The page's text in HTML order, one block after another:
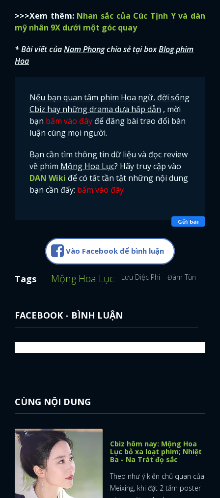
x
ĐĂNG NHẬP
>>>Xem thêm: Nhan sắc của Cúc Tịnh Y và dàn
mỹ nhân 9X dưới một góc quay
* Bài viết củaNam Phongchia sẻ tại boxBlog phim
Hoa
Nếu bạn quan tâm phim Hoa ngữ, đời sống
Cbiz hay những drama dưa hấp dẫn , mời
bạn bấm vào đây để đăng bài trao đổi bàn
luận cùng mọi người.
Bạn cần tìm thông tin dữ liệu và đọc review
về phim Mộng Hoa Lục? Hãy truy cập vào
DAN Wiki để có tất tần tật những nội dung
bạn cần đấy: bấm vào đây
Gửi bài
Vào Facebook để bình luận
Tags Mộng Hoa Lục Lưu Diệc Phi Đàm Tùng Vận
FACEBOOK - BÌNH LUẬN
CÙNG NỘI DUNG
Cbiz hôm nay: Mộng Hoa
Lục bỏ xa loạt phim; Nhiệt
Ba - Na Trát đọ sắc
Theo như ý kiến chủ quan của
Meixing, khi đặt 2 tấm poster